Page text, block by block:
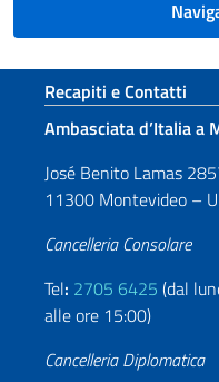
Sezione
Recapiti e Contatti
Ambasciata d’Italia a
José Benito Lamas
11300 Montevideo –
Cancelleria Consolare
Tel: 2705 6425 (dal
alle ore 15:00)
Cancelleria Diplomatica